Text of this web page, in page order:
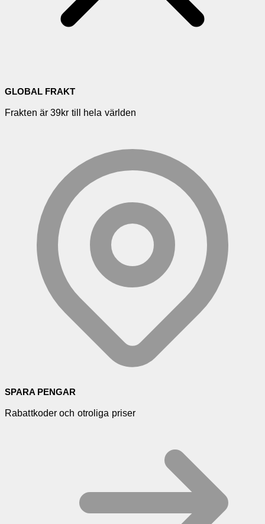
GLOBAL FRAKT
Frakten är 39kr till hela världen
SPARA PENGAR
Rabattkoder och otroliga priser